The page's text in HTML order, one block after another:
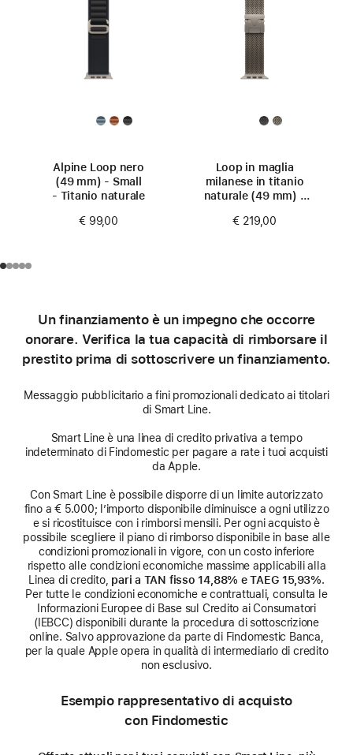
Alpine Loop nero
(49 mm) - Small
- Titanio naturale
€ 99,00
Loop in maglia
milanese in titanio
naturale (49 mm) -
€ 219,00
Un finanziamento è un impegno che occorre
onorare. Verifica la tua capacità di rimborsare il
prestito prima di sottoscrivere un finanziamento.
Messaggio pubblicitario a fini promozionali dedicato ai titolari
di Smart Line.
Smart Line è una linea di credito privativa a tempo
indeterminato di Findomestic per pagare a rate i tuoi acquisti
da Apple.
Con Smart Line è possibile disporre di un limite autorizzato
fino a € 5.000; l’importo disponibile diminuisce a ogni utilizzo
e si ricostituisce con i rimborsi mensili. Per ogni acquisto è
possibile scegliere il piano di rimborso disponibile in base alle
condizioni promozionali in vigore, con un costo inferiore
rispetto alle condizioni economiche massime applicabili alla
Linea di credito, pari a TAN fisso 14,88% e TAEG 15,93%.
Per tutte le condizioni economiche e contrattuali, consulta le
Informazioni Europee di Base sul Credito ai Consumatori
(IEBCC) disponibili durante la procedura di sottoscrizione
online. Salvo approvazione da parte di Findomestic Banca,
per la quale Apple opera in qualità di intermediario di credito
non esclusivo.
Esempio rappresentativo di acquisto
con Findomestic